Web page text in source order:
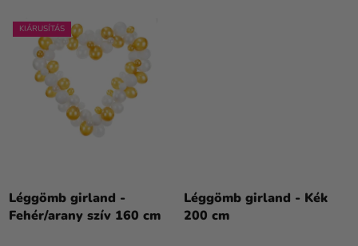
KIÁRUSÍTÁS
Léggömb girland -
Fehér/arany szív 160 cm
Léggömb girland - Kék
200 cm